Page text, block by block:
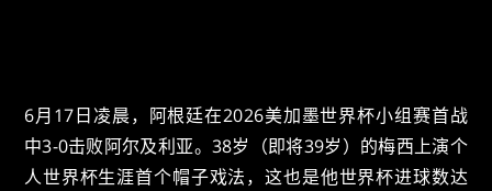
6月17日凌晨，阿根廷在2026美加墨世界杯小组赛首战
中3-0击败阿尔及利亚。38岁（即将39岁）的梅西上演个
人世界杯生涯首个帽子戏法，这也是他世界杯进球数达